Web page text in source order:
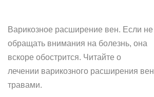
Варикозное расширение вен. Если не
обращать внимания на болезнь, она
вскоре обострится. Читайте о
лечении варикозного расширения вен
травами.